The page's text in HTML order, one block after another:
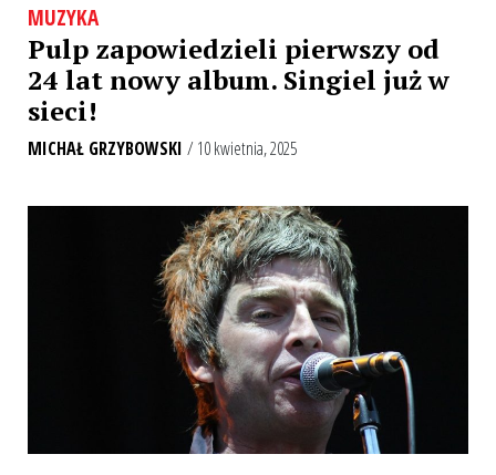
MUZYKA
Pulp zapowiedzieli pierwszy od
24 lat nowy album. Singiel już w
sieci!
MICHAŁ GRZYBOWSKI / 10 kwietnia, 2025